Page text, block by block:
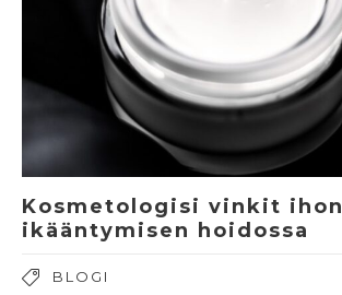
Kosmetologisi vinkit ihon
ikääntymisen hoidossa
BLOGI